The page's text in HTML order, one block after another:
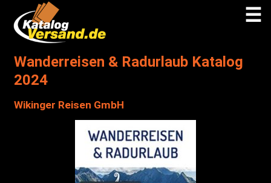
☰
Wanderreisen & Radurlaub Katalog
2024
Wikinger Reisen GmbH